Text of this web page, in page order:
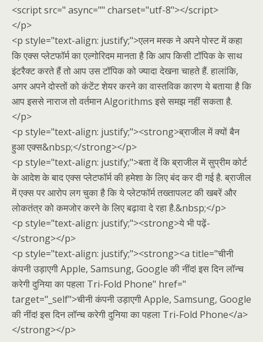
<script src=" async="" charset="utf-8"></script>
</p>
<p style="text-align: justify;">एलन मस्क ने अपने पोस्ट में कहा
कि एक्स प्लेटफॉर्म का एल्गोरिदम मानता है कि आप किसी टॉपिक के साथ
इंटरैक्ट करते हैं तो आप उस टॉपिक को ज्यादा देखना चाहते हैं. हालांकि,
अगर अपने दोस्तों को कंटेंट शेयर करने का वास्तविक कारण ये बताया है कि
आप इससे नाराज तो वर्तमान Algorithms इसे समझ नहीं सकता है.
</p>
<p style="text-align: justify;"><strong>ब्राजील में क्यों बैन
हुआ एक्स&nbsp;</strong></p>
<p style="text-align: justify;">बता दें कि ब्राजील में सुप्रीम कोर्ट
के आदेश के बाद एक्स प्लेटफॉर्म की हमेशा के लिए बंद कर दी गई है. ब्राजील
में एक्स पर आरोप लग चुका है कि ये प्लेटफॉर्म तख्तापलट की खबरें और
लोकतंत्र को कमजोर करने के लिए बढ़ावा दे रहा है.&nbsp;</p>
<p style="text-align: justify;"><strong>ये भी पढ़ें-
</strong></p>
<p style="text-align: justify;"><strong><a title="चीनी
कंपनी उड़ाएगी Apple, Samsung, Google की नींद! इस दिन लॉन्च
करेगी दुनिया का पहला Tri-Fold Phone" href="
target="_self">चीनी कंपनी उड़ाएगी Apple, Samsung, Google
की नींद! इस दिन लॉन्च करेगी दुनिया का पहला Tri-Fold Phone</a>
</strong></p>